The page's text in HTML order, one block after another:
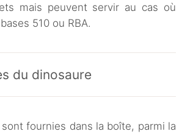
mais peuvent servir au cas où
510 ou RBA.
du dinosaure
fournies dans la boîte, parmi la